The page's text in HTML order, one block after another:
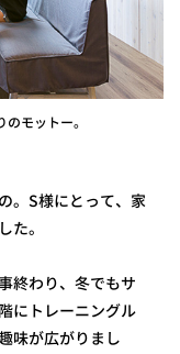
モットー。
。S様にとって、家
た。
終わり、冬でもサ
にトレーニングル
味が広がりまし